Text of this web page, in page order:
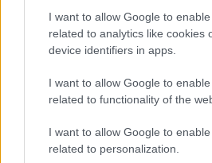
I want to allow Google to
related to analytics like cookies
device identifiers in apps.
I want to allow Google to
related to functionality of the
I want to allow Google to
related to personalization.
PIÙ LETTI
C’è posta per te, stasera 25
Controlli nel settore turistico-
allarmanti su lavoro e sicurezza